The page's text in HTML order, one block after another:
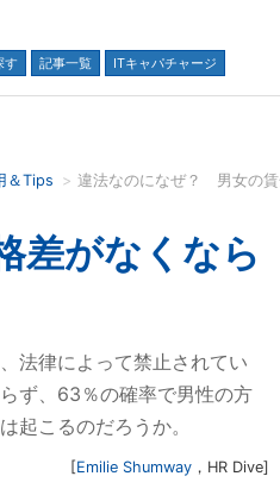
す 記事一覧 ITキャパチャージ
並び順：
＆Tips 違法なのになぜ？ 男女の賃
差がなくなら
法律によって禁止されてい
ず、63％の確率で男性の方
起こるのだろうか。
[Emilie Shumway ， HR Dive]